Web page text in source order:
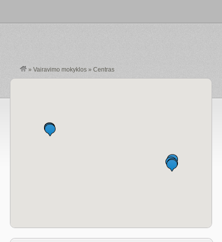
» Vairavimo mokyklos » Centras